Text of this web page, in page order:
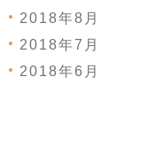
2018年8月
2018年7月
2018年6月